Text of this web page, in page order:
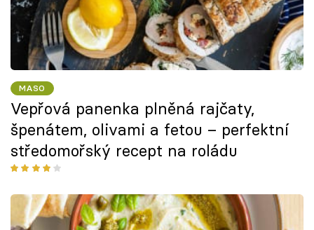
MASO
Vepřová panenka plněná rajčaty,
špenátem, olivami a fetou – perfektní
středomořský recept na roládu